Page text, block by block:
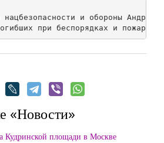
нацбезопасности и обороны
«Новости»
Кудринской площади в Москве